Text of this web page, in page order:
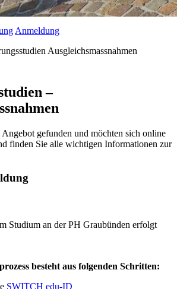
Anmeldung
Ausgleichsmassnahmen
–
gefunden und möchten sich online
finden Sie alle wichtigen Informationen zur
Studium an der PH Graubünden erfolgt
besteht aus folgenden Schritten:
SWITCH edu-ID